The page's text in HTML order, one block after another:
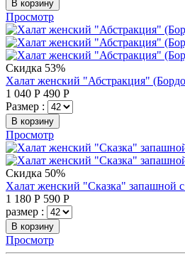
В корзину
Просмотр
Скидка 53%
Халат женский "Абстракция"
1 040 Р 490 Р
Размер :
В корзину
Просмотр
Скидка 50%
Халат женский "Сказка" запашной
1 180 Р 590 Р
размер :
В корзину
Просмотр